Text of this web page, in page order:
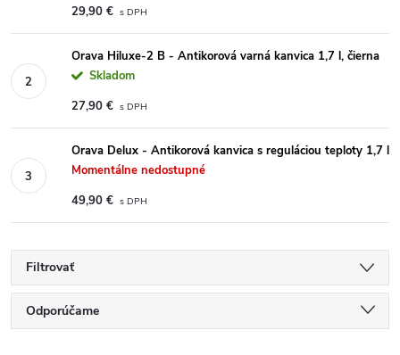
29,90 €
Orava Hiluxe-2 B - Antikorová varná kanvica 1,7 l, čierna
Skladom
27,90 €
Orava Delux - Antikorová kanvica s reguláciou teploty 1,7 l
Momentálne nedostupné
49,90 €
Filtrovať
Radenie produktov
Odporúčame